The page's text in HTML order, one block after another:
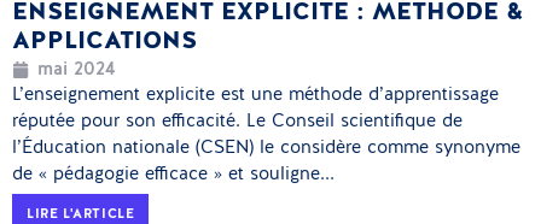
ENSEIGNEMENT EXPLICITE : MÉTHODE &
APPLICATIONS
mai 2024
L’enseignement explicite est une méthode d’apprentissage
réputée pour son efficacité. Le Conseil scientifique de
l’Éducation nationale (CSEN) le considère comme synonyme
de « pédagogie efficace » et souligne...
LIRE L'ARTICLE